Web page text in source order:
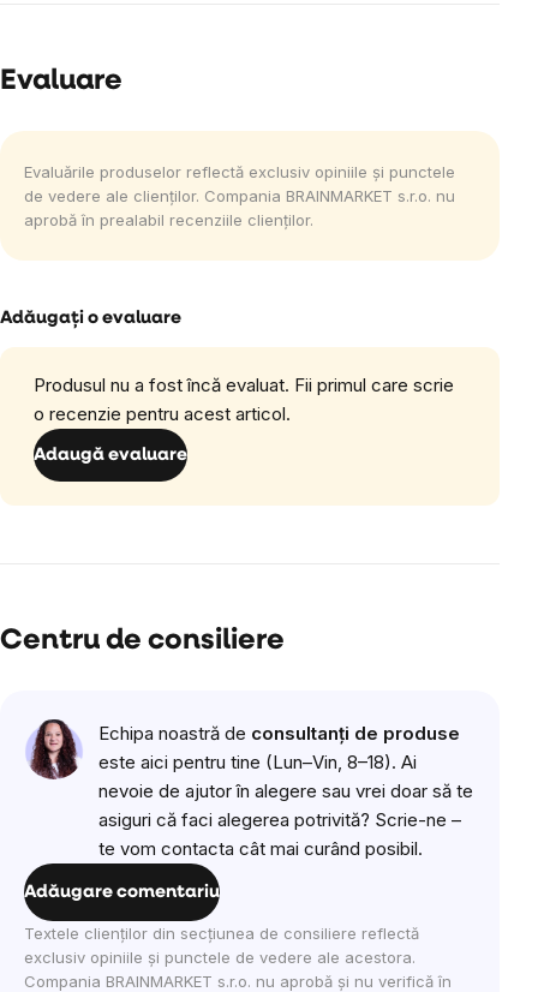
Evaluare
Evaluările produselor reflectă exclusiv opiniile și punctele
de vedere ale clienților. Compania BRAINMARKET s.r.o. nu
aprobă în prealabil recenziile clienților.
Adăugaţi o evaluare
Produsul nu a fost încă evaluat. Fii primul care scrie
o recenzie pentru acest articol.
Adaugă evaluare
Centru de consiliere
Echipa noastră de consultanți de produse
este aici pentru tine (Lun–Vin, 8–18). Ai
nevoie de ajutor în alegere sau vrei doar să te
asiguri că faci alegerea potrivită? Scrie-ne –
te vom contacta cât mai curând posibil.
Adăugare comentariu
Textele clienților din secțiunea de consiliere reflectă
exclusiv opiniile și punctele de vedere ale acestora.
Compania BRAINMARKET s.r.o. nu aprobă și nu verifică în